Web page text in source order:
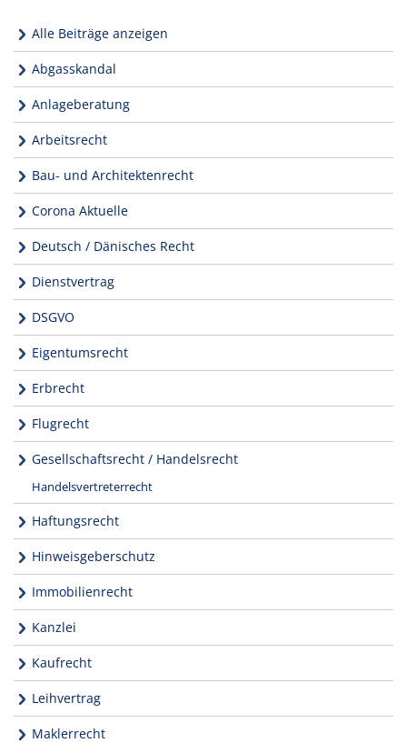
Alle Beiträge anzeigen
Abgasskandal
Anlageberatung
Arbeitsrecht
Bau- und Architektenrecht
Corona Aktuelle
Deutsch / Dänisches Recht
Dienstvertrag
DSGVO
Eigentumsrecht
Erbrecht
Flugrecht
Gesellschaftsrecht / Handelsrecht
Handelsvertreterrecht
Haftungsrecht
Hinweisgeberschutz
Immobilienrecht
Kanzlei
Kaufrecht
Leihvertrag
Maklerrecht